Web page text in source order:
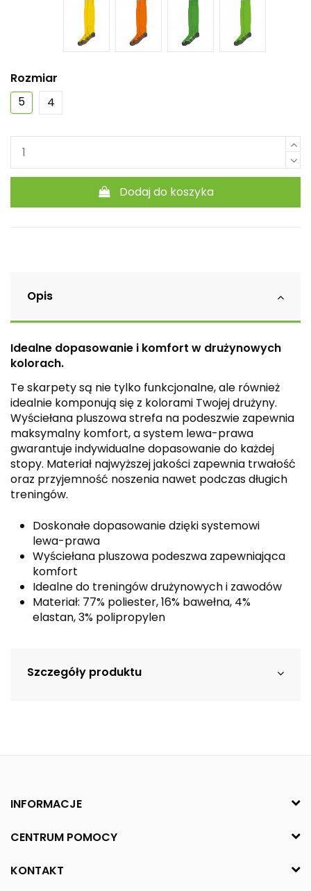
Rozmiar
5
4
Dodaj do koszyka
Opis
Idealne dopasowanie i komfort w drużynowych
kolorach.
Te skarpety są nie tylko funkcjonalne, ale również
idealnie komponują się z kolorami Twojej drużyny.
Wyściełana pluszowa strefa na podeszwie zapewnia
maksymalny komfort, a system lewa-prawa
gwarantuje indywidualne dopasowanie do każdej
stopy. Materiał najwyższej jakości zapewnia trwałość
oraz przyjemność noszenia nawet podczas długich
treningów.
Doskonałe dopasowanie dzięki systemowi
lewa-prawa
Wyściełana pluszowa podeszwa zapewniająca
komfort
Idealne do treningów drużynowych i zawodów
Materiał: 77% poliester, 16% bawełna, 4%
elastan, 3% polipropylen
Szczegóły produktu
INFORMACJE
CENTRUM POMOCY
KONTAKT